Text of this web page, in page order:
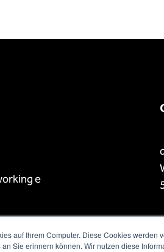
auf Ihrem Computer. Diese Cookies
Sie erinnern können. Wir nutzen diese
e